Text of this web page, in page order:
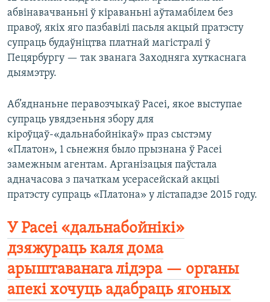
абвінавачваньні ў кіраваньні аўтамабілем без
правоў, якіх яго пазбавілі пасьля акцый пратэсту
супраць будаўніцтва платнай магістралі ў
Пецярбургу — так званага Заходняга хуткаснага
дыямэтру.
Аб’яднаньне перавозчыкаў Расеі, якое выступае
супраць увядзеньня збору для
кіроўцаў-«дальнабойнікаў» праз сыстэму
«Платон», 1 сьнежня было прызнана ў Расеі
замежным агентам. Арганізацыя паўстала
адначасова з пачаткам усерасейскай акцыі
пратэсту супраць «Платона» у лістападзе 2015 году.
У Расеі «дальнабойнікі»
дзяжураць каля дома
арыштаванага лідэра — органы
апекі хочуць адабраць ягоных